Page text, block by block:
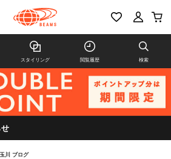
スタイリング 閲覧履歴 検索
川 ブログ